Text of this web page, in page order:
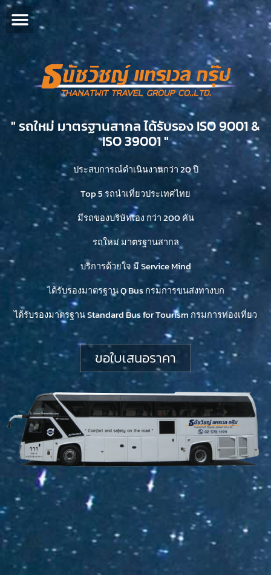
" รถใหม่ มาตรฐานสากล ได้รับรอง ISO 9001 &
ISO 39001 "​
ประสบการณ์ดำเนินงานกว่า 20 ปี
Top 5 รถนำเที่ยวประเทศไทย
มีรถของบริษัทเอง กว่า 200 คัน
รถใหม่ มาตรฐานสากล
บริการด้วยใจ มี Service Mind
ได้รับรองมาตรฐาน Q Bus กรมการขนส่งทางบก
ได้รับรองมาตรฐาน Standard Bus for Tourism กรมการท่องเที่ยว
ขอใบเสนอราคา